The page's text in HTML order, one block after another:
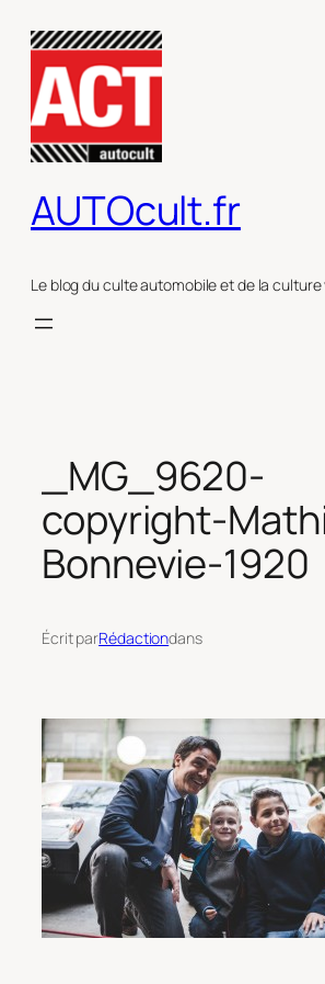
contenu
AUTOcult.fr
Le blog du culte automobile et de la
_MG_9620-
copyright-
Bonnevie-1920
Écrit parRédactiondans